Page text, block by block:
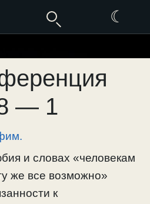
☾
— 1
и словах «человекам
же все возможно»
к